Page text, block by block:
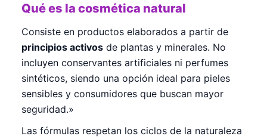
Qué es la cosmética natural
Consiste en productos elaborados a partir de
principios activos de plantas y minerales. No
incluyen conservantes artificiales ni perfumes
sintéticos, siendo una opción ideal para pieles
sensibles y consumidores que buscan mayor
seguridad.»
Las fórmulas respetan los ciclos de la naturaleza